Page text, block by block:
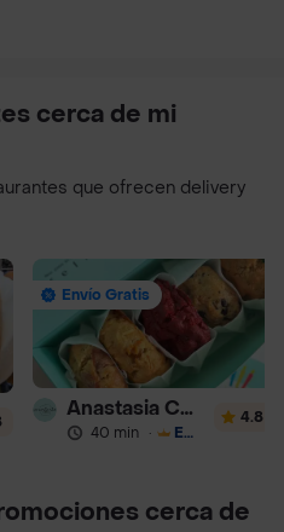
cerca de mi
que ofrecen delivery
Envío Gratis
Anastasia Cookies
40 min · ENVÍO GRATIS
4.8
cerca de